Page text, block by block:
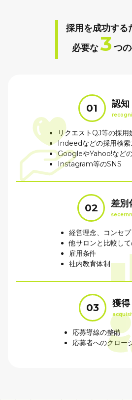
採用を成功する
必要な 3 つ
01 認知
リクエストQJ等の採用
Indeedなどの採用検索
GoogleやYahoo!など
Instagram等のSNS
02 差別
経営理念、コンセプ
他サロンと比較し
雇用条件
社内教育体制
03 獲得
応募導線の整備
応募者へのクロー